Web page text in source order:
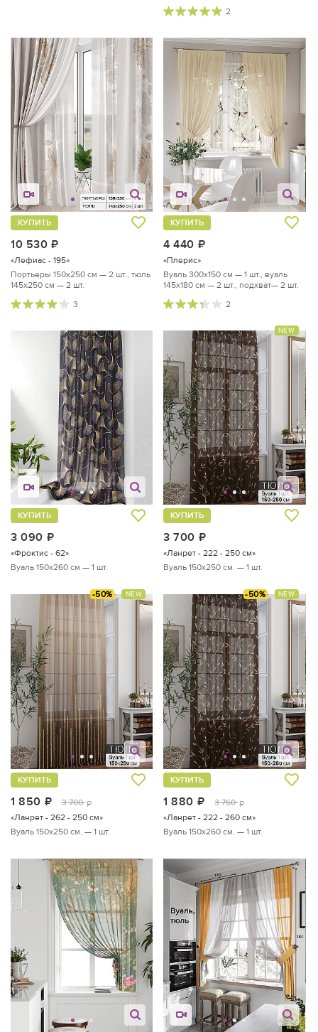
2
10 530
КУПИТЬ
«Лефиас - 195»
Портьеры 150х250 см — 2 шт., тюль
145х250 см — 2 шт.
3
4 440
КУПИТЬ
«Плерис»
Вуаль 300х150 см — 1 шт., вуаль
145х180 см — 2 шт., подхват— 2 шт.
2
3 090
КУПИТЬ
«Фроктис - 62»
Вуаль 150х260 см — 1 шт.
NEW
3 700
КУПИТЬ
«Ланрет - 222 - 250 см»
Вуаль 150х250 см. — 1 шт.
-50% NEW
1 850 руб.
3 700 руб.
КУПИТЬ
«Ланрет - 262 - 250 см»
Вуаль 150х250 см. — 1 шт.
-50% NEW
1 880 руб.
3 760 руб.
КУПИТЬ
«Ланрет - 222 - 260 см»
Вуаль 150х260 см. — 1 шт.